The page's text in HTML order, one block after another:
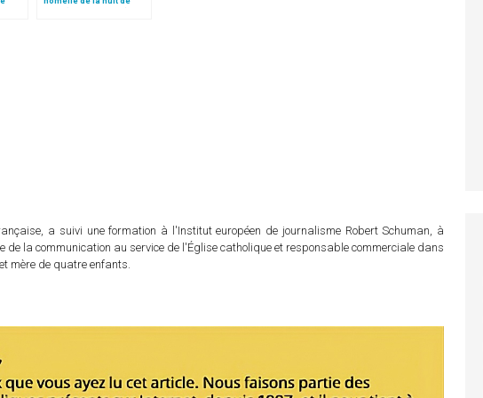
Noël (texte complet)
a suivi une formation à l'Institut européen de journalisme Robert Schuman, à
de la communication au service de l'Église catholique et responsable commerciale dans
mère de quatre enfants.